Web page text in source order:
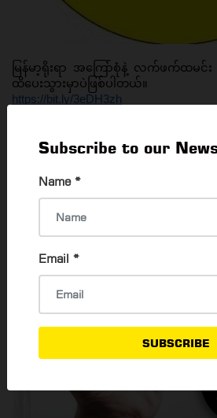
Subscribe to our
Name *
Email *
SUBSCRIBE
မြန်မာ့ရိုးရာ အကြော်စုံနဲ့ လက်ဖက်ထမင်း
ထိပေးသွားမှာပဲဖြစ်ပါတယ်။
https://bit.ly/3eDH3zh